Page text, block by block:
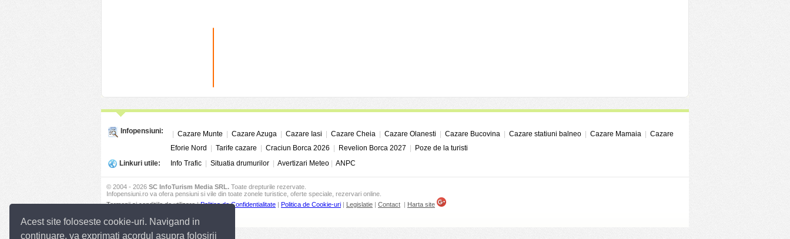
Acest site foloseste cookie-uri. Navigand in
continuare, va exprimati acordul asupra folosirii
Infopensiuni: Cazare Munte Cazare Azuga Cazare Iasi Cazare Cheia Cazare Olanesti Cazare Bucovina Cazare statiuni balneo Cazare Mamaia
Cazare
Eforie Nord
Tarife cazare Craciun Borca 2026 Revelion Borca 2027
Poze de la turisti
Linkuri utile:
Info Trafic Situatia drumurilor Avertizari Meteo ANPC
© 2004 - 2026 SC InfoTurism Media SRL. Toate drepturile rezervate.
Infopensiuni.ro va ofera pensiuni si vile din toate zonele turistice, oferte speciale, rezervari online.
Termenii si conditiile de utilizare|Politica de Confidentialitate Politica de Cookie-uri Legislatie Contact Harta site